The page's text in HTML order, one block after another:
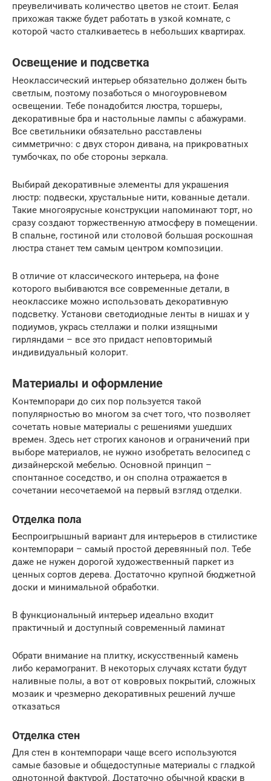
преувеличивать количество цветов не стоит. Белая
прихожая также будет работать в узкой комнате, с
которой часто сталкиваетесь в небольших квартирах.
Освещение и подсветка
Неоклассический интерьер обязательно должен быть
светлым, поэтому позаботься о многоуровневом
освещении. Тебе понадобится люстра, торшеры,
декоративные бра и настольные лампы с абажурами.
Все светильники обязательно расставлены
симметрично: с двух сторон дивана, на прикроватных
тумбочках, по обе стороны зеркала.
Выбирай декоративные элементы для украшения
люстр: подвески, хрустальные нити, кованные детали.
Такие многоярусные конструкции напоминают торт, но
сразу создают торжественную атмосферу в помещении.
В спальне, гостиной или столовой большая роскошная
люстра станет тем самым центром композиции.
В отличие от классического интерьера, на фоне
которого выбиваются все современные детали, в
неоклассике можно использовать декоративную
подсветку. Установи светодиодные ленты в нишах и у
подиумов, укрась стеллажи и полки изящными
гирляндами – все это придаст неповторимый
индивидуальный колорит.
Материалы и оформление
Контемпорари до сих пор пользуется такой
популярностью во многом за счет того, что позволяет
сочетать новые материалы с решениями ушедших
времен. Здесь нет строгих канонов и ограничений при
выборе материалов, не нужно изобретать велосипед с
дизайнерской мебелью. Основной принцип –
спонтанное соседство, и он сполна отражается в
сочетании несочетаемой на первый взгляд отделки.
Отделка пола
Беспроигрышный вариант для интерьеров в стилистике
контемпорари – самый простой деревянный пол. Тебе
даже не нужен дорогой художественный паркет из
ценных сортов дерева. Достаточно крупной бюджетной
доски и минимальной обработки.
В функциональный интерьер идеально входит
практичный и доступный современный ламинат
Обрати внимание на плитку, искусственный камень
либо керамогранит. В некоторых случаях кстати будут
наливные полы, а вот от ковровых покрытий, сложных
мозаик и чрезмерно декоративных решений лучше
отказаться
Отделка стен
Для стен в контемпорари чаще всего используются
самые базовые и общедоступные материалы с гладкой
однотонной фактурой. Достаточно обычной краски в